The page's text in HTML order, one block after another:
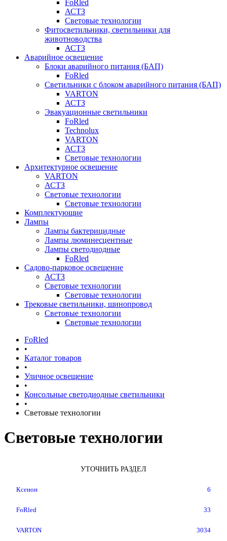
FoRled
АСТЗ
Световые технологии
Фитосветильники, светильники для
животноводства
АСТЗ
Аварийное освещение
Блоки аварийного питания (БАП)
FoRled
Светильники с блоком аварийного питания (БАП)
VARTON
АСТЗ
Эвакуационные светильники
FoRled
Technolux
VARTON
АСТЗ
Световые технологии
Архитектурное освещение
VARTON
АСТЗ
Световые технологии
Световые технологии
Комплектующие
Лампы
Лампы бактерицидные
Лампы люминесцентные
Лампы светодиодные
FoRled
Садово-парковое освещение
АСТЗ
Световые технологии
Световые технологии
Трековые светильники, шинопровод
Световые технологии
Световые технологии
FoRled
•
Каталог товаров
•
Уличное освещение
•
Консольные светодиодные светильники
•
Световые технологии
Световые технологии
УТОЧНИТЬ РАЗДЕЛ
Ксенон 6
FoRled 33
VARTON 3034